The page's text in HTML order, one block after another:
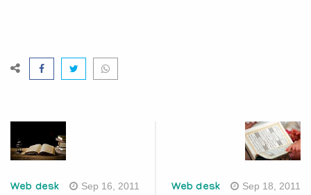
Web desk Sep 16, 2011 Web desk Sep 18, 2011